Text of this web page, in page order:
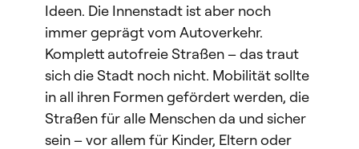
Ideen. Die Innenstadt ist aber noch
immer geprägt vom Autoverkehr.
Komplett autofreie Straßen – das traut
sich die Stadt noch nicht. Mobilität sollte
in all ihren Formen gefördert werden, die
Straßen für alle Menschen da und sicher
sein – vor allem für Kinder, Eltern oder